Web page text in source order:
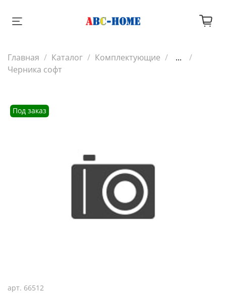
Главная Каталог Комплектующие
...
Черника софт
Под заказ
арт. 66512